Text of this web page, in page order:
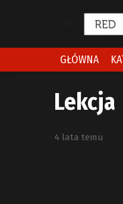
GŁÓWNA
Lekcja
4 lata temu